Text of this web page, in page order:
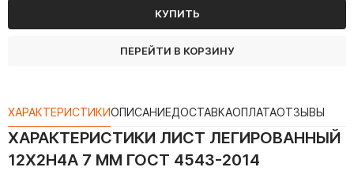
КУПИТЬ
ПЕРЕЙТИ В КОРЗИНУ
ХАРАКТЕРИСТИКИОПИСАНИЕДОСТАВКАОПЛАТАОТЗЫВЫ
ХАРАКТЕРИСТИКИ ЛИСТ ЛЕГИРОВАННЫЙ
12Х2Н4А 7 ММ ГОСТ 4543-2014